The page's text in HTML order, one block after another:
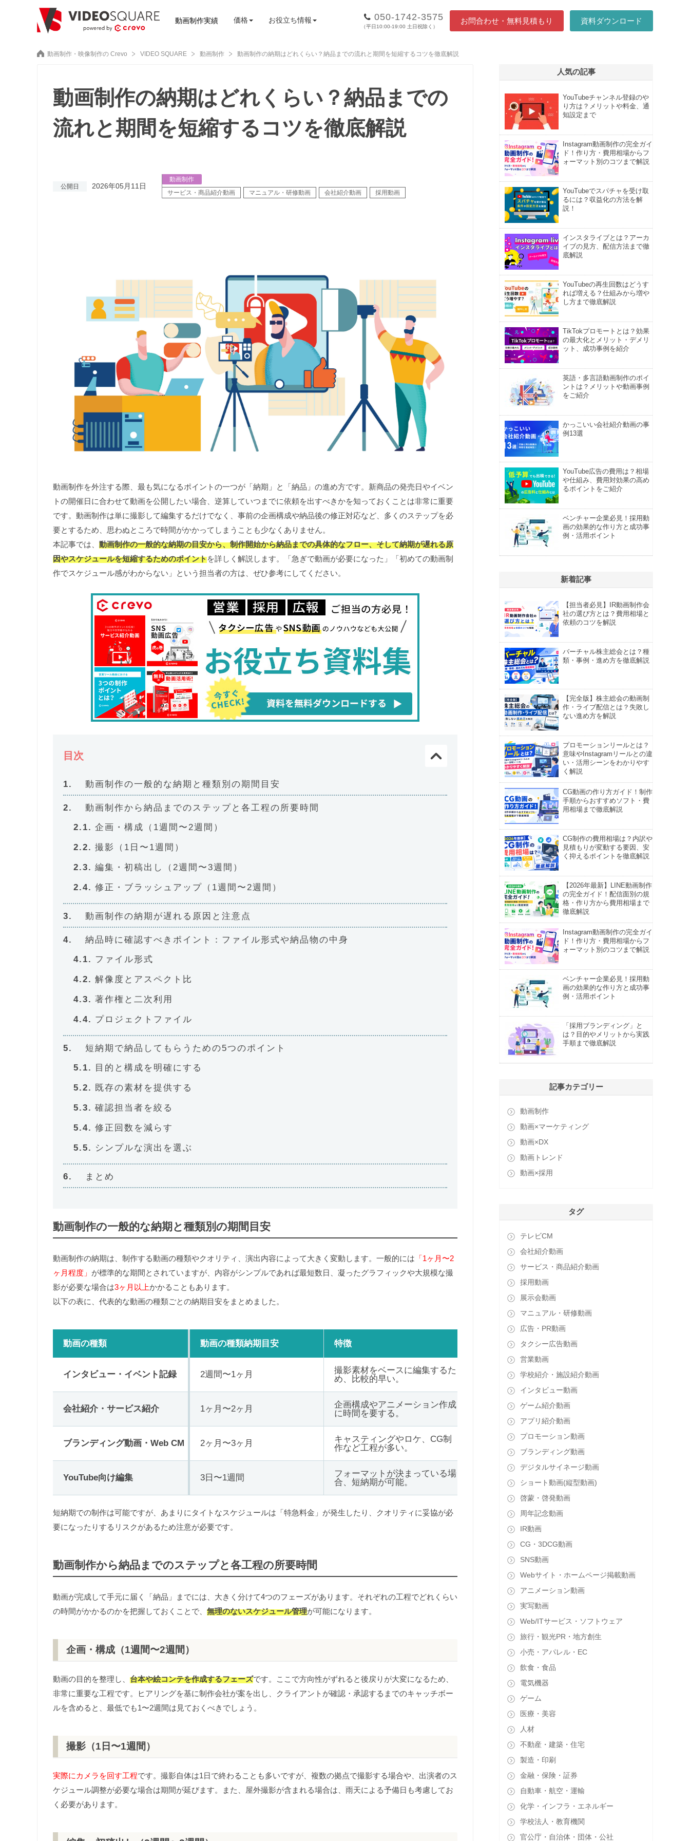
動画制作実績 価格 お役立ち情報 050-1742-3575
（平日10:00-19:00 土日祝除く）
お問合わせ・無料見積もり 資料ダウンロード
動画制作・映像制作の Crevo VIDEO SQUARE 動画制作 動画制作の納期はどれくらい？納品までの流れと期間を短縮するコツを徹底解説
動画制作の納期はどれくらい？納品までの
流れと期間を短縮するコツを徹底解説
公開日 2026年05月11日
動画制作
サービス・商品紹介動画
マニュアル・研修動画 会社紹介動画 採用動画
動画制作を外注する際、最も気になるポイントの一つが「納期」と「納品」の進め方です。新商品の発売日やイベン
トの開催日に合わせて動画を公開したい場合、逆算していつまでに依頼を出すべきかを知っておくことは非常に重要
です。動画制作は単に撮影して編集するだけでなく、事前の企画構成や納品後の修正対応など、多くのステップを必
要とするため、思わぬところで時間がかかってしまうことも少なくありません。
本記事では、 動画制作の一般的な納期の目安から、制作開始から納品までの具体的なフロー、そして納期が遅れる原
因やスケジュールを短縮するためのポイントを詳しく解説します。「急ぎで動画が必要になった」「初めての動画制
作でスケジュール感がわからない」という担当者の方は、ぜひ参考にしてください。
目次
動画制作の一般的な納期と種類別の期間目安
動画制作から納品までのステップと各工程の所要時間
企画・構成（1週間〜2週間）
撮影（1日〜1週間）
編集・初稿出し（2週間〜3週間）
修正・ブラッシュアップ（1週間〜2週間）
動画制作の納期が遅れる原因と注意点
納品時に確認すべきポイント：ファイル形式や納品物の中身
ファイル形式
解像度とアスペクト比
著作権と二次利用
プロジェクトファイル
短納期で納品してもらうための5つのポイント
目的と構成を明確にする
既存の素材を提供する
確認担当者を絞る
修正回数を減らす
シンプルな演出を選ぶ
まとめ
動画制作の一般的な納期と種類別の期間目安
動画制作の納期は、制作する動画の種類やクオリティ、演出内容によって大きく変動します。一般的には 「1ヶ月〜2
ヶ月程度」 が標準的な期間とされていますが、内容がシンプルであれば最短数日、凝ったグラフィックや大規模な撮
影が必要な場合は3ヶ月以上かかることもあります。
以下の表に、代表的な動画の種類ごとの納期目安をまとめました。
動画の種類 動画の種類納期目安 特徴
インタビュー・イベント記録 2週間〜1ヶ月
撮影素材をベースに編集するた
め、比較的早い。
会社紹介・サービス紹介 1ヶ月〜2ヶ月
企画構成やアニメーション作成
に時間を要する。
ブランディング動画・Web CM 2ヶ月〜3ヶ月
キャスティングやロケ、CG制
作など工程が多い。
YouTube向け編集 3日〜1週間
フォーマットが決まっている場
合、短納期が可能。
短納期での制作は可能ですが、あまりにタイトなスケジュールは「特急料金」が発生したり、クオリティに妥協が必
要になったりするリスクがあるため注意が必要です。
動画制作から納品までのステップと各工程の所要時間
動画が完成して手元に届く「納品」までには、大きく分けて4つのフェーズがあります。それぞれの工程でどれくらい
の時間がかかるのかを把握しておくことで、 無理のないスケジュール管理が可能になります。
企画・構成（1週間〜2週間）
動画の目的を整理し、 台本や絵コンテを作成するフェーズです。ここで方向性がずれると後戻りが大変になるため、
非常に重要な工程です。ヒアリングを基に制作会社が案を出し、クライアントが確認・承認するまでのキャッチボー
ルを含めると、最低でも1〜2週間は見ておくべきでしょう。
撮影（1日〜1週間）
実際にカメラを回す工程です。撮影自体は1日で終わることも多いですが、複数の拠点で撮影する場合や、出演者のス
ケジュール調整が必要な場合は期間が延びます。また、屋外撮影が含まれる場合は、雨天による予備日も考慮してお
く必要があります。
人気の記事
YouTubeチャンネル登録のや
り方は？メリットや料金、通
知設定まで
Instagram動画制作の完全ガイ
ド！作り方・費用相場からフ
ォーマット別のコツまで解説
YouTubeでスパチャを受け取
るには？収益化の方法を解
説！
インスタライブとは？アーカ
イブの見方、配信方法まで徹
底解説
YouTubeの再生回数はどうす
れば増える？仕組みから増や
し方まで徹底解説
TikTokプロモートとは？効果
の最大化とメリット・デメリ
ット、成功事例を紹介
英語・多言語動画制作のポイ
ントは？メリットや動画事例
をご紹介
かっこいい会社紹介動画の事
例13選
YouTube広告の費用は？相場
や仕組み、費用対効果の高め
るポイントをご紹介
ベンチャー企業必見！採用動
画の効果的な作り方と成功事
例・活用ポイント
新着記事
【担当者必見】IR動画制作会
社の選び方とは？費用相場と
依頼のコツを解説
バーチャル株主総会とは？種
類・事例・進め方を徹底解説
【完全版】株主総会の動画制
作・ライブ配信とは？失敗し
ない進め方を解説
プロモーションリールとは？
意味やInstagramリールとの違
い・活用シーンをわかりやす
く解説
CG動画の作り方ガイド！制作
手順からおすすめソフト・費
用相場まで徹底解説
CG制作の費用相場は？内訳や
見積もりが変動する要因、安
く抑えるポイントを徹底解説
【2026年最新】LINE動画制作
の完全ガイド！配信面別の規
格・作り方から費用相場まで
徹底解説
Instagram動画制作の完全ガイ
ド！作り方・費用相場からフ
ォーマット別のコツまで解説
ベンチャー企業必見！採用動
画の効果的な作り方と成功事
例・活用ポイント
「採用ブランディング」と
は？目的やメリットから実践
手順まで徹底解説
記事カテゴリー
動画制作
動画×マーケティング
動画×DX
動画トレンド
動画×採用
タグ
テレビCM
会社紹介動画
サービス・商品紹介動画
採用動画
展示会動画
マニュアル・研修動画
広告・PR動画
タクシー広告動画
営業動画
学校紹介・施設紹介動画
インタビュー動画
ゲーム紹介動画
アプリ紹介動画
プロモーション動画
ブランディング動画
デジタルサイネージ動画
ショート動画(縦型動画)
啓蒙・啓発動画
周年記念動画
IR動画
CG・3DCG動画
SNS動画
Webサイト・ホームページ掲載動画
アニメーション動画
実写動画
Web/ITサービス・ソフトウェア
旅行・観光PR・地方創生
小売・アパレル・EC
飲食・食品
電気機器
ゲーム
医療・美容
人材
不動産・建築・住宅
製造・印刷
金融・保険・証券
自動車・航空・運輸
化学・インフラ・エネルギー
学校法人・教育機関
官公庁・自治体・団体・公社